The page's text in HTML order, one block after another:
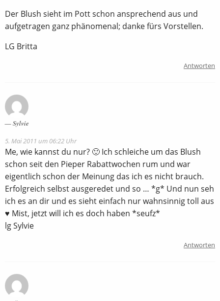
Der Blush sieht im Pott schon ansprechend aus und
aufgetragen ganz phänomenal; danke fürs Vorstellen.
LG Britta
Antworten
Sylvie
5. Mai 2011 um 06:22 Uhr
Me, wie kannst du nur? 🙂 Ich schleiche um das Blush
schon seit den Pieper Rabattwochen rum und war
eigentlich schon der Meinung das ich es nicht brauch.
Erfolgreich selbst ausgeredet und so … *g* Und nun seh
ich es an dir und es sieht einfach nur wahnsinnig toll aus
♥ Mist, jetzt will ich es doch haben *seufz*
lg Sylvie
Antworten